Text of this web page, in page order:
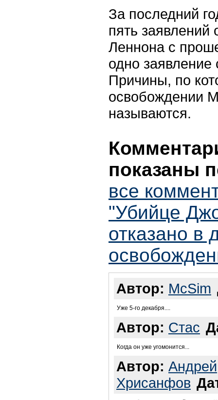
За последний
пять
Леннона с
одно
Причины, по
освобождении
называются.
показаны
все
"Убийце
отказано в
Автор: McSim
Уже 5-го декабря....
Автор: Стас
Когда он уже угомонится...
Автор: Андрей
Хрисанфов